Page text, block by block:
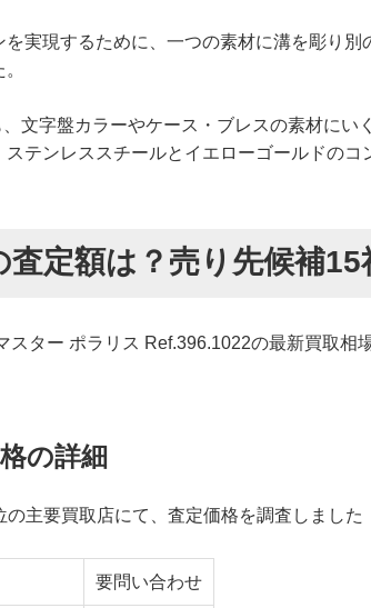
を実現するために、一つの素材に溝を彫り
、文字盤カラーやケース・ブレスの素材にい
ステンレススチールとイエローゴールドのコ
査定額は？売り先候補15
スター ポラリス Ref.396.1022の最新買取相
の詳細
の主要買取店にて、査定価格を調査しました
要問い合わせ